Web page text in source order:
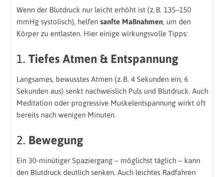
Wenn der Blutdruck nur leicht erhöht ist (z. B. 135–150
mmHg systolisch), helfen sanfte Maßnahmen, um den
Körper zu entlasten. Hier einige wirkungsvolle Tipps:
1. Tiefes Atmen & Entspannung
Langsames, bewusstes Atmen (z. B. 4 Sekunden ein, 6
Sekunden aus) senkt nachweislich Puls und Blutdruck. Auch
Meditation oder progressive Muskelentspannung wirkt oft
bereits nach wenigen Minuten.
2. Bewegung
Ein 30-minütiger Spaziergang – möglichst täglich – kann
den Blutdruck deutlich senken. Auch leichtes Radfahren